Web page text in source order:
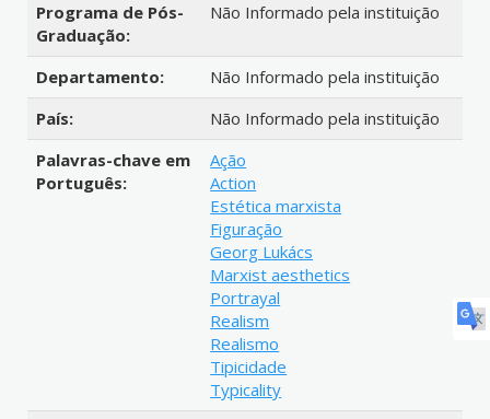
Programa de Pós-
Graduação:
Não Informado pela instituição
Departamento:
Não Informado pela instituição
País:
Não Informado pela instituição
Palavras-chave em
Português:
Ação
Action
Estética marxista
Figuração
Georg Lukács
Marxist aesthetics
Portrayal
Realism
Realismo
Tipicidade
Typicality